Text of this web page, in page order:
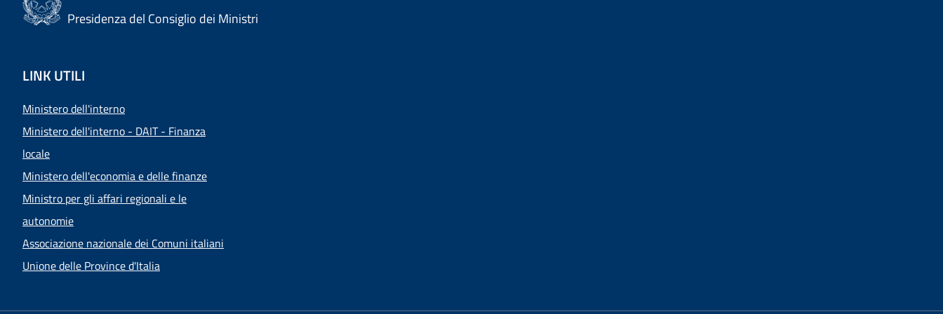
Presidenza del Consiglio dei Ministri
LINK UTILI
Ministero dell'interno
Ministero dell'interno - DAIT - Finanza
locale
Ministero dell'economia e delle finanze
Ministro per gli affari regionali e le
autonomie
Associazione nazionale dei Comuni italiani
Unione delle Province d'Italia